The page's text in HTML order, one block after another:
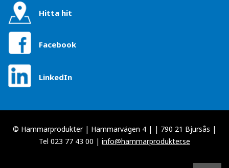
Hitta hit
Facebook
LinkedIn
© Hammarprodukter | Hammarvägen 4 | | 790 21 Bjursås |
Tel 023 77 43 00 | info@hammarprodukter.se